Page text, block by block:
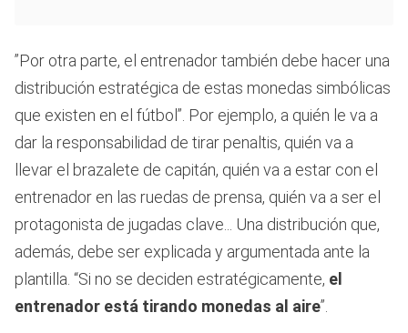
”Por otra parte, el entrenador también debe hacer una
distribución estratégica de estas monedas simbólicas
que existen en el fútbol”. Por ejemplo, a quién le va a
dar la responsabilidad de tirar penaltis, quién va a
llevar el brazalete de capitán, quién va a estar con el
entrenador en las ruedas de prensa, quién va a ser el
protagonista de jugadas clave... Una distribución que,
además, debe ser explicada y argumentada ante la
plantilla. “Si no se deciden estratégicamente, el
entrenador está tirando monedas al aire”.